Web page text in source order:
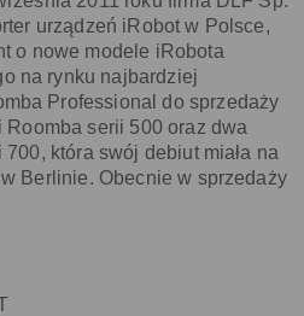
urządzeń iRobot w Polsce,
o nowe modele iRobota
na rynku najbardziej
Professional do sprzedaży
Roomba serii 500 oraz dwa
która swój debiut miała na
Berlinie. Obecnie w sprzedaży